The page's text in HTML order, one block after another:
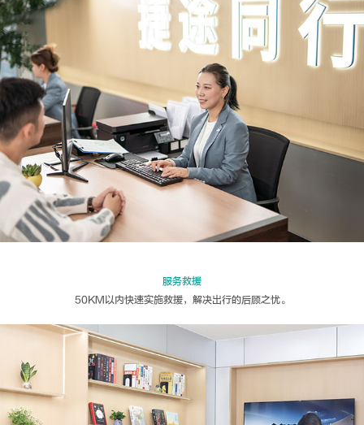
服务救援
50KM以内快速实施救援，解决出行的后顾之忧。